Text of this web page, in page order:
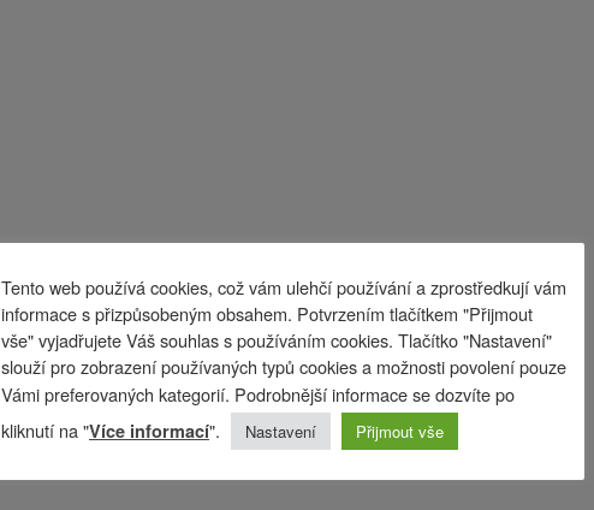
Tento web používá cookies, což vám ulehčí používání a zprostředkují vám
informace s přizpůsobeným obsahem. Potvrzením tlačítkem "Přijmout
vše" vyjadřujete Váš souhlas s používáním cookies. Tlačítko "Nastavení"
slouží pro zobrazení používaných typů cookies a možnosti povolení pouze
Vámi preferovaných kategorií. Podrobnější informace se dozvíte po
kliknutí na "Více informací". Nastavení Přijmout vše